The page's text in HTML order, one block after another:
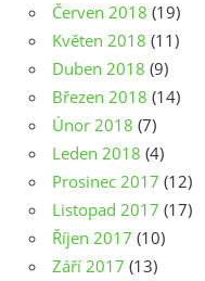
Červen 2018 (19)
Květen 2018 (11)
Duben 2018 (9)
Březen 2018 (14)
Únor 2018 (7)
Leden 2018 (4)
Prosinec 2017 (12)
Listopad 2017 (17)
Říjen 2017 (10)
Září 2017 (13)